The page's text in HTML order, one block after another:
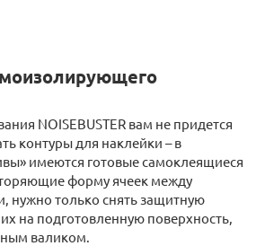
NOISEBUSTER вам не придется
контуры для наклейки – в
имеются готовые самоклеящиеся
форму ячеек между
нужно только снять защитную
на подготовленную поверхность,
валиком.